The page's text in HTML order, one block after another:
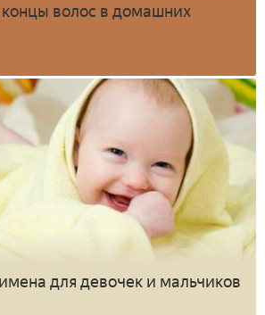
концы волос в домашних
для девочек и мальчиков